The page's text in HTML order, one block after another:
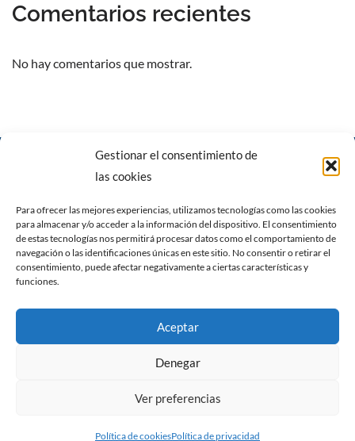
Gestionar el consentimiento de
las cookies
Para ofrecer las mejores experiencias, utilizamos tecnologías como las cookies
para almacenar y/o acceder a la información del dispositivo. El consentimiento
de estas tecnologías nos permitirá procesar datos como el comportamiento de
navegación o las identificaciones únicas en este sitio. No consentir o retirar el
consentimiento, puede afectar negativamente a ciertas características y
funciones.
Aceptar
Denegar
Ver preferencias
Política de cookiesPolítica de privacidad
Comentarios recientes
No hay comentarios que mostrar.
Carrer del Pare Caldés, 6, 07620 Llucmajor, Illes Balears|Calle
gremi fusters n7, nave 1. Polígono de son castelló 07009
Contacto
971 43 34 98650 39 93 29